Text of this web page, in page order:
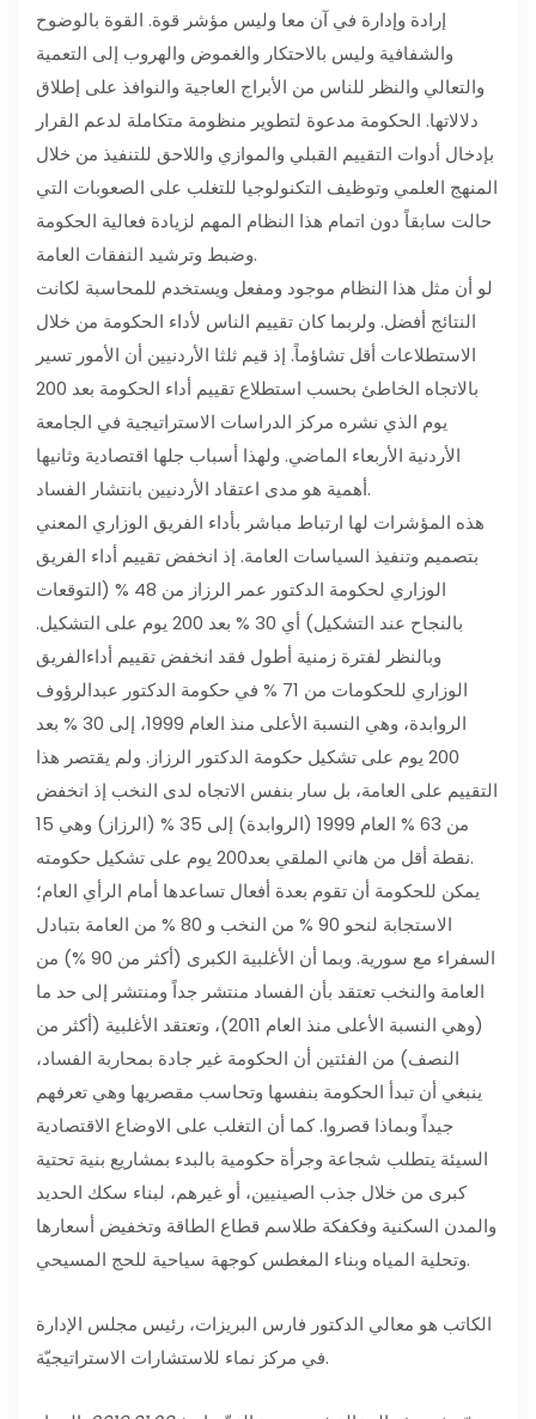
إرادة وإدارة في آن معا وليس مؤشر قوة. القوة بالوضوح
والشفافية وليس بالاحتكار والغموض والهروب إلى التعمية
والتعالي والنظر للناس من الأبراج العاجية والنوافذ على إطلاق
دلالاتها. الحكومة مدعوة لتطوير منظومة متكاملة لدعم القرار
بإدخال أدوات التقييم القبلي والموازي واللاحق للتنفيذ من خلال
المنهج العلمي وتوظيف التكنولوجيا للتغلب على الصعوبات التي
حالت سابقاً دون اتمام هذا النظام المهم لزيادة فعالية الحكومة
وضبط وترشيد النفقات العامة.
لو أن مثل هذا النظام موجود ومفعل ويستخدم للمحاسبة لكانت
النتائج أفضل. ولربما كان تقييم الناس لأداء الحكومة من خلال
الاستطلاعات أقل تشاؤماً. إذ قيم ثلثا الأردنيين أن الأمور تسير
بالاتجاه الخاطئ بحسب استطلاع تقييم أداء الحكومة بعد 200
يوم الذي نشره مركز الدراسات الاستراتيجية في الجامعة
الأردنية الأربعاء الماضي. ولهذا أسباب جلها اقتصادية وثانيها
أهمية هو مدى اعتقاد الأردنيين بانتشار الفساد.
هذه المؤشرات لها ارتباط مباشر بأداء الفريق الوزاري المعني
بتصميم وتنفيذ السياسات العامة. إذ انخفض تقييم أداء الفريق
الوزاري لحكومة الدكتور عمر الرزاز من 48 % (التوقعات
بالنجاح عند التشكيل) أي 30 % بعد 200 يوم على التشكيل.
وبالنظر لفترة زمنية أطول فقد انخفض تقييم أداءالفريق
الوزاري للحكومات من 71 % في حكومة الدكتور عبدالرؤوف
الروابدة، وهي النسبة الأعلى منذ العام 1999، إلى 30 % بعد
200 يوم على تشكيل حكومة الدكتور الرزاز. ولم يقتصر هذا
التقييم على العامة، بل سار بنفس الاتجاه لدى النخب إذ انخفض
من 63 % العام 1999 (الروابدة) إلى 35 % (الرزاز) وهي 15
نقطة أقل من هاني الملقي بعد200 يوم على تشكيل حكومته.
يمكن للحكومة أن تقوم بعدة أفعال تساعدها أمام الرأي العام؛
الاستجابة لنحو 90 % من النخب و 80 % من العامة بتبادل
السفراء مع سورية. وبما أن الأغلبية الكبرى (أكثر من 90 %) من
العامة والنخب تعتقد بأن الفساد منتشر جداً ومنتشر إلى حد ما
(وهي النسبة الأعلى منذ العام 2011)، وتعتقد الأغلبية (أكثر من
النصف) من الفئتين أن الحكومة غير جادة بمحاربة الفساد،
ينبغي أن تبدأ الحكومة بنفسها وتحاسب مقصريها وهي تعرفهم
جيداً وبماذا قصروا. كما أن التغلب على الاوضاع الاقتصادية
السيئة يتطلب شجاعة وجرأة حكومية بالبدء بمشاريع بنية تحتية
كبرى من خلال جذب الصينيين، أو غيرهم، لبناء سكك الحديد
والمدن السكنية وفكفكة طلاسم قطاع الطاقة وتخفيض أسعارها
وتحلية المياه وبناء المغطس كوجهة سياحية للحج المسيحي.
الكاتب هو معالي الدكتور فارس البريزات، رئيس مجلس الإدارة
في مركز نماء للاستشارات الاستراتيجيّة.